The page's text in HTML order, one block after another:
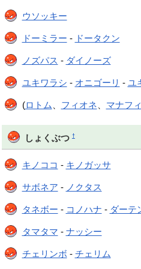
ウソッキー
ドーミラー - ドータクン
ノズパス - ダイノーズ
ユキワラシ - オニゴーリ - ユ
(ロトム フィオネ マナフィ
しょくぶつ †
キノココ - キノガッサ
サボネア - ノクタス
タネボー - コノハナ - ダーテ
タマタマ - ナッシー
チェリンボ - チェリム